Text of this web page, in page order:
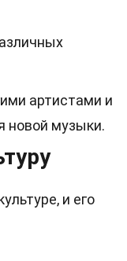
артистами и
новой музыки.
и его